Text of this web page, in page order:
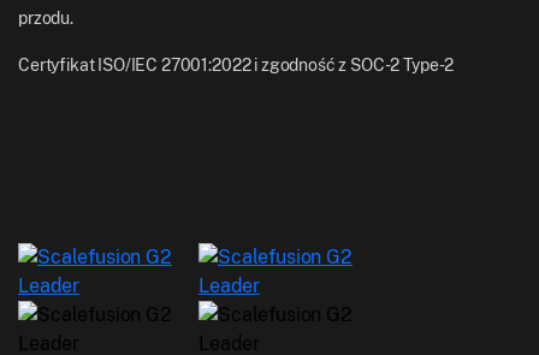
przodu.
Certyfikat ISO/IEC 27001:2022 i zgodność z SOC-2 Type-2